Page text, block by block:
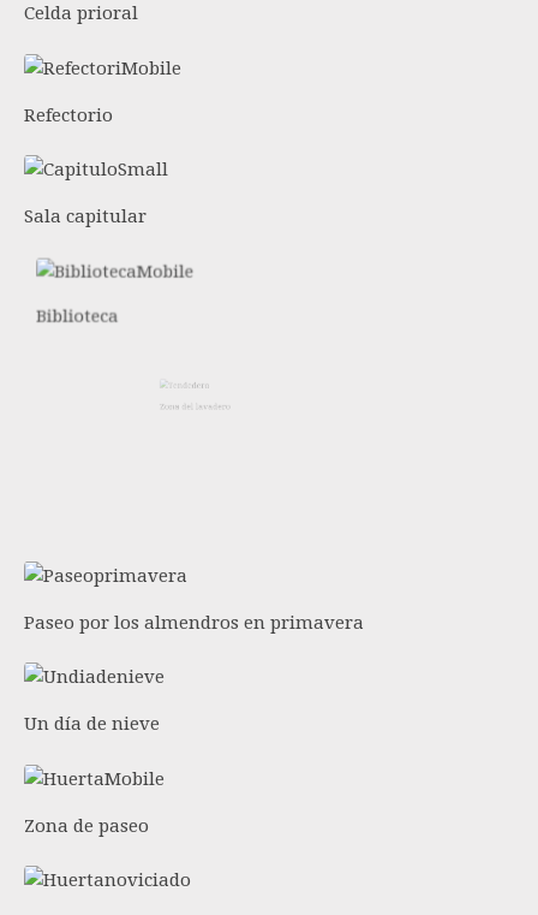
Celda prioral
Refectorio
Sala capitular
Biblioteca
Paseo por los almendros en primavera
Un día de nieve
Zona de paseo